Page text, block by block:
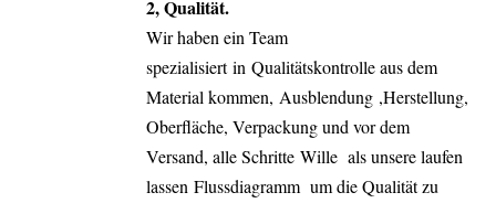
2, Qualität.
Wir haben ein Team
spezialisiertin Qualitätskontrolle aus dem
Material kommen, Ausblendung ,Herstellung,
Oberfläche, Verpackung und vor dem
Versand, alle Schritte Wille als unsere laufen
lassen Flussdiagramm um die Qualität zu